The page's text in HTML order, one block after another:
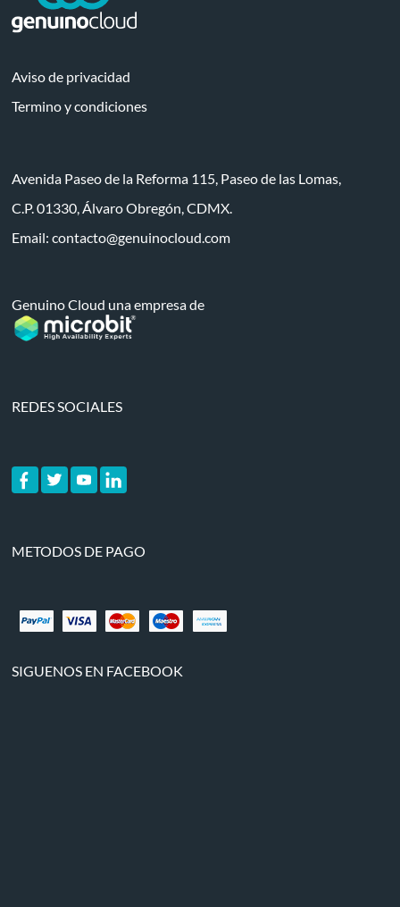
Aviso de privacidad
Termino y condiciones
Avenida Paseo de la Reforma 115, Paseo de las Lomas,
C.P. 01330, Álvaro Obregón, CDMX.
Email:contacto@genuinocloud.com
Genuino Cloud una empresa de
REDES SOCIALES
METODOS DE PAGO
SIGUENOS EN FACEBOOK